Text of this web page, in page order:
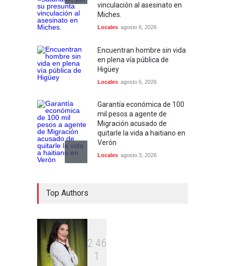
vinculación al asesinato en
Miches.
Locales agosto 6, 2026
Encuentran hombre sin vida
en plena vía pública de
Higüey
Locales agosto 6, 2026
Garantía económica de 100
mil pesos a agente de
Migración acusado de
quitarle la vida a haitiano en
Verón
Locales agosto 3, 2026
Top Authors
2 46
1